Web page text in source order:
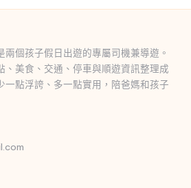
個孩子假日出遊的專屬司機兼導遊。
、美食、交通、停車與順遊資訊整理成
一點浮誇、多一點實用，陪爸媽和孩子